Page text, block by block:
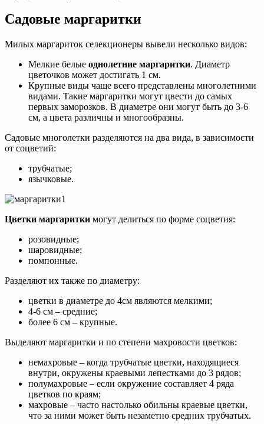
Садовые маргаритки
Милых маргариток селекционеры вывели несколько видов:
Мелкие белые однолетние маргаритки. Диаметр
цветочков может достигать 1 см.
Крупные виды чаще всего представлены многолетними
видами. Такие маргаритки могут цвести до самых
первых заморозков. В диаметре они могут быть до 3-6
см, а цвета различны и многообразны.
Садовые многолетки разделяются на два вида, в зависимости
от соцветий:
трубчатые;
язычковые.
Цветки маргаритки могут делиться по форме соцветия:
розовидные;
шаровидные;
помпонные.
Разделяют их также по диаметру:
цветки в диаметре до 4см являются мелкими;
4-6 см – средние;
более 6 см – крупные.
Выделяют маргаритки и по степени махровости цветков:
немахровые – когда трубчатые цветки, находящиеся
внутри, окружены краевыми лепестками до 3 рядов;
полумахровые – если окружение составляет 4 ряда
цветков по краям;
махровые – часто настолько обильны краевые цветки,
что за ними может быть незаметно средних трубчатых.